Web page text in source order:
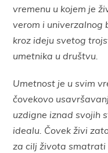
vremenu u kojem je
verom i univerzalnog
kroz ideju svetog
umetnika u društvu.
Umetnost je u svim
čovekovo
uzdigne iznad svojih
idealu. Čovek živi
za cilj života